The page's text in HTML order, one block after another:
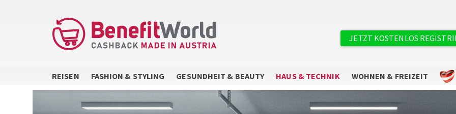
Benutzermenü
JETZT KOSTENLOS
REISEN FASHION & STYLING GESUNDHEIT & BEAUTY HAUS & TECHNIK WOHNEN & FREIZEIT